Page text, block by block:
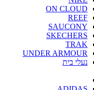
ON CLOUD
REEF
SAUCONY
SKECHERS
TRAK
UNDER ARMOUR
נעלי בית